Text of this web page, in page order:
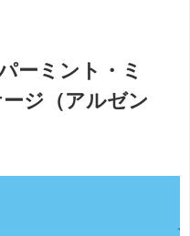
ーミント・ミ
ジ（アルゼン